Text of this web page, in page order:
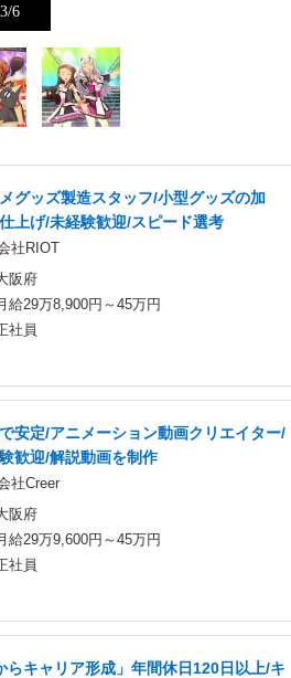
3/6
グッズ製造スタッフ/小型グッズの加
上げ/未経験歓迎/スピード選考
社RIOT
阪府
給29万8,900円～45万円
社員
安定/アニメーション動画クリエイター/
歓迎/解説動画を制作
社Creer
阪府
給29万9,600円～45万円
社員
らキャリア形成」年間休日120日以上/キ